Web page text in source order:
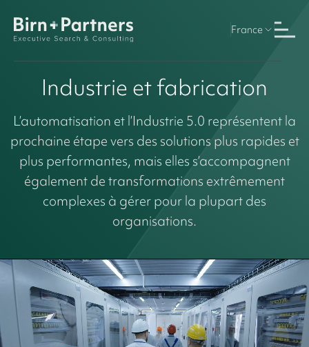
France
Industrie et fabrication
L’automatisation et l’Industrie 5.0 représentent la
prochaine étape vers des solutions plus rapides et
plus performantes, mais elles s’accompagnent
également de transformations extrêmement
complexes à gérer pour la plupart des
organisations.